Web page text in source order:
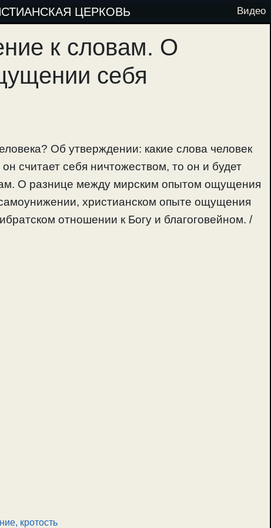
ЦЕРКОВЬ Видео
к словам. О
себя
Об утверждении: какие слова человек
считает себя ничтожеством, то он и будет
О разнице между мирским опытом ощущения
христианском опыте ощущения
отношении к Богу и благоговейном. /
кротость